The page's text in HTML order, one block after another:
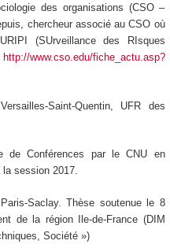
des organisations (CSO –
chercheur associé au CSO où
(SUrveillance des RIsques
http://www.cso.edu/fiche_actu.asp?
Saint-Quentin, UFR des
de Conférences par le CNU en
session 2017.
Saclay. Thèse soutenue le 8
de la région Ile-de-France (DIM
Société »)